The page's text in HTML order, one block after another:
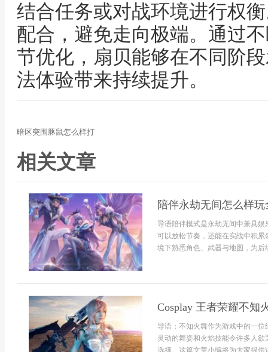
结合任务或对战环境进行权
配合，避免走向极端。通过
节优化，扇贝能够在不同阶
法体验带来持续提升。
暗区突围豚鼠怎么样打
相关文章
陪伴永劫无间怎么样
导语陪伴模式是永劫无间中兼具
可以放松节奏，还能在实战中积
境下熟悉角色、武器与地图，为
Cosplay 王者荣耀不知
导语：不知火舞作为游戏中的一
灵动的舞姿和火焰技能令许多人欲
选择。这篇文章小编将为大家提